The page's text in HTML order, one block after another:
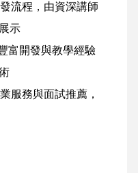
流程，由資深講師
示
富開發與教學經驗
服務與面試推薦，